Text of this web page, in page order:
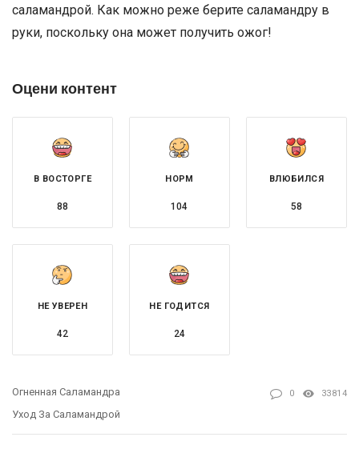
саламандрой. Как можно реже берите саламандру в
руки, поскольку она может получить ожог!
Оцени контент
В ВОСТОРГЕ
88
НОРМ
104
ВЛЮБИЛСЯ
58
НЕ УВЕРЕН
42
НЕ ГОДИТСЯ
24
Огненная Саламандра
Уход За Саламандрой
0 33814